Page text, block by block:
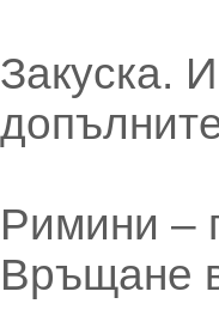
Закуска.
Римини –
Връщане